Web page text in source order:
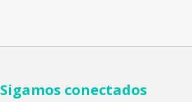
Sigamos conectados